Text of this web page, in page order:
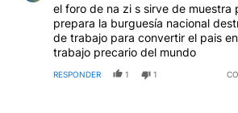
el foro de na zi s sirve de muestra
prepara la burguesía nacional
de trabajo para convertir el pais
trabajo precario del mundo
RESPONDER 1 1